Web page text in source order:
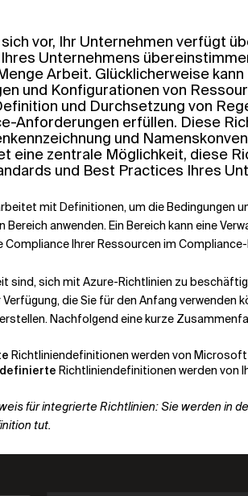
Verwandte Themen
vor, Ihr Unternehmen verfügt
Unternehmens
Arbeit. Glücklicherweise
und Konfigurationen von
und Durchsetzung von
Anforderungen erfüllen. Diese
und
eine zentrale Möglichkeit, diese
und Best Practices Ihres
mit Definitionen, um die Bedingungen
Bereich anwenden. Ein Bereich kann eine
Compliance Ihrer Ressourcen im
sind, sich mit Azure-Richtlinien zu
die Sie für den Anfang verwenden
Nachfolgend eine kurze
Richtliniendefinitionen werden von
Richtliniendefinitionen werden von
für integrierte Richtlinien: Sie werden in
tut.